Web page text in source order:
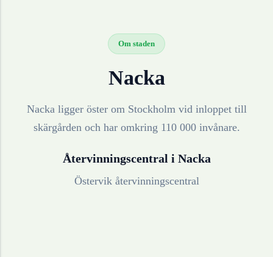
Om staden
Nacka
Nacka ligger öster om Stockholm vid inloppet till
skärgården och har omkring 110 000 invånare.
Återvinningscentral i Nacka
Östervik återvinningscentral